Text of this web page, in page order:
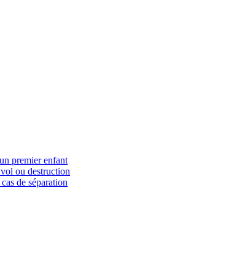
premier enfant
ou destruction
de séparation